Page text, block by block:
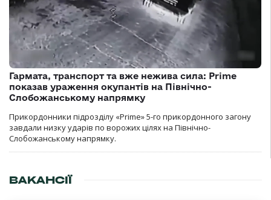
Гармата, транспорт та вже нежива сила: Prime
показав ураження окупантів на Північно-
Слобожанському напрямку
Прикордонники підрозділу «Prime» 5-го прикордонного загону
завдали низку ударів по ворожих цілях на Північно-
Слобожанському напрямку.
ВАКАНСІЇ